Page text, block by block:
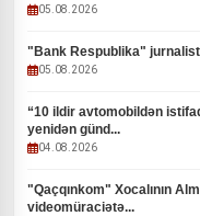
05.08.2026
"Bank Respublika"
05.08.2026
“10 ildir avtomobildən
yenidən günd...
04.08.2026
"Qaçqınkom" Xocalının
videomüraciətə...